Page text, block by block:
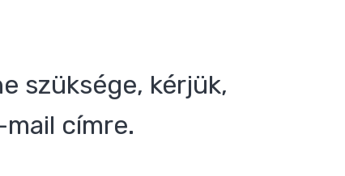
szüksége, kérjük,
mail címre.